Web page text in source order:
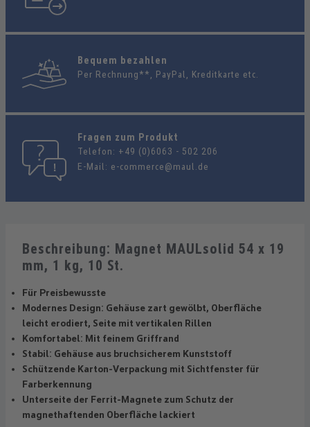
Bequem bezahlen
Per Rechnung**, PayPal, Kreditkarte etc.
Fragen zum Produkt
Telefon: +49 (0)6063 - 502 206
E-Mail: e-commerce@maul.de
Beschreibung: Magnet MAULsolid 54 x 19
mm, 1 kg, 10 St.
Für Preisbewusste
Modernes Design: Gehäuse zart gewölbt, Oberfläche
leicht erodiert, Seite mit vertikalen Rillen
Komfortabel: Mit feinem Griffrand
Stabil: Gehäuse aus bruchsicherem Kunststoff
Schützende Karton-Verpackung mit Sichtfenster für
Farberkennung
Unterseite der Ferrit-Magnete zum Schutz der
magnethaftenden Oberfläche lackiert